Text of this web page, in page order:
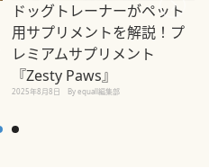
ドッグトレーナーがペット
用サプリメントを解説！プ
レミアムサプリメント
『Zesty Paws』
2025年8月8日 By equall編集部